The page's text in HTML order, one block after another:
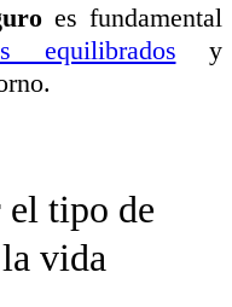
es fundamental
equilibrados y
el tipo de
vida